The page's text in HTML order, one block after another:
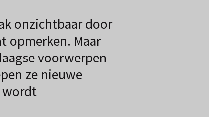
onzichtbaar door
opmerken. Maar
voorwerpen
ze nieuwe
wordt